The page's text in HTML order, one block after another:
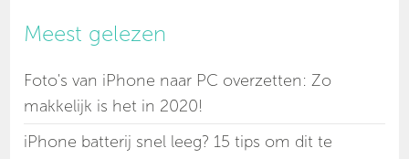
Meest gelezen
Foto's van iPhone naar PC overzetten: Zo
makkelijk is het in 2020!
iPhone batterij snel leeg? 15 tips om dit te